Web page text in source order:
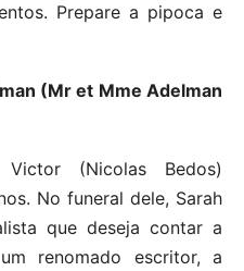
Prepare a pipoca e
(Mr et Mme Adelman
(Nicolas Bedos)
No funeral dele, Sarah
que deseja contar a
renomado escritor, a